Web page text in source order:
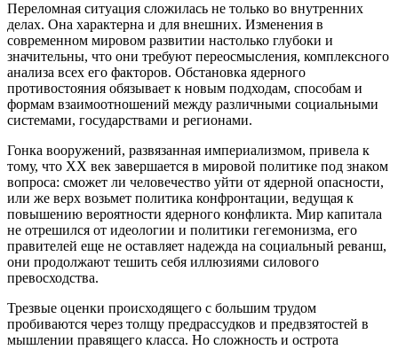
Переломная ситуация сложилась не только во внутренних
делах. Она характерна и для внешних. Изменения в
современном мировом развитии настолько глубоки и
значительны, что они требуют переосмысления, комплексного
анализа всех его факторов. Обстановка ядерного
противостояния обязывает к новым подходам, способам и
формам взаимоотношений между различными социальными
системами, государствами и регионами.
Гонка вооружений, развязанная империализмом, привела к
тому, что XX век завершается в мировой политике под знаком
вопроса: сможет ли человечество уйти от ядерной опасности,
или же верх возьмет политика конфронтации, ведущая к
повышению вероятности ядерного конфликта. Мир капитала
не отрешился от идеологии и политики гегемонизма, его
правителей еще не оставляет надежда на социальный реванш,
они продолжают тешить себя иллюзиями силового
превосходства.
Трезвые оценки происходящего с большим трудом
пробиваются через толщу предрассудков и предвзятостей в
мышлении правящего класса. Но сложность и острота